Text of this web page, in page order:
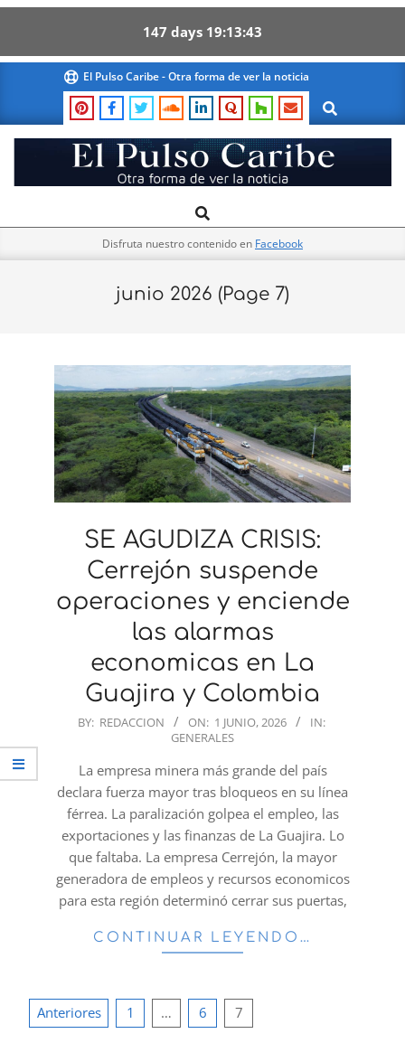
147 days 19 13 43
content
El Pulso Caribe - Otra forma de ver la noticia
Search
El
Pulso
Navigation
Search
Disfruta nuestro contenido en Facebook
junio 2026 (Page 7)
SE AGUDIZA CRISIS:
Cerrejón suspende
operaciones y enciende
las alarmas
economicas en La
Guajira y Colombia
2026-
BY: REDACCION ON: 1 JUNIO, 2026
IN:
GENERALES
La empresa minera más grande del país
declara fuerza mayor tras bloqueos en su línea
férrea. La paralización golpea el empleo, las
exportaciones y las finanzas de La Guajira. Lo
que faltaba. La empresa Cerrejón, la mayor
generadora de empleos y recursos economicos
para esta región determinó cerrar sus puertas,
CONTINUAR LEYENDO…
Paginación
Anteriores 1 … 6 7